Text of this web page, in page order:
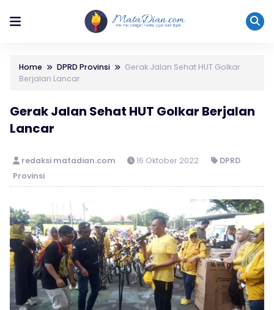
Home DPRD Provinsi
Gerak Jalan Sehat HUT Golkar
Berjalan Lancar
Gerak Jalan Sehat HUT Golkar Berjalan
Lancar
redaksi matadian.com 16 Oktober 2022
DPRD
Provinsi